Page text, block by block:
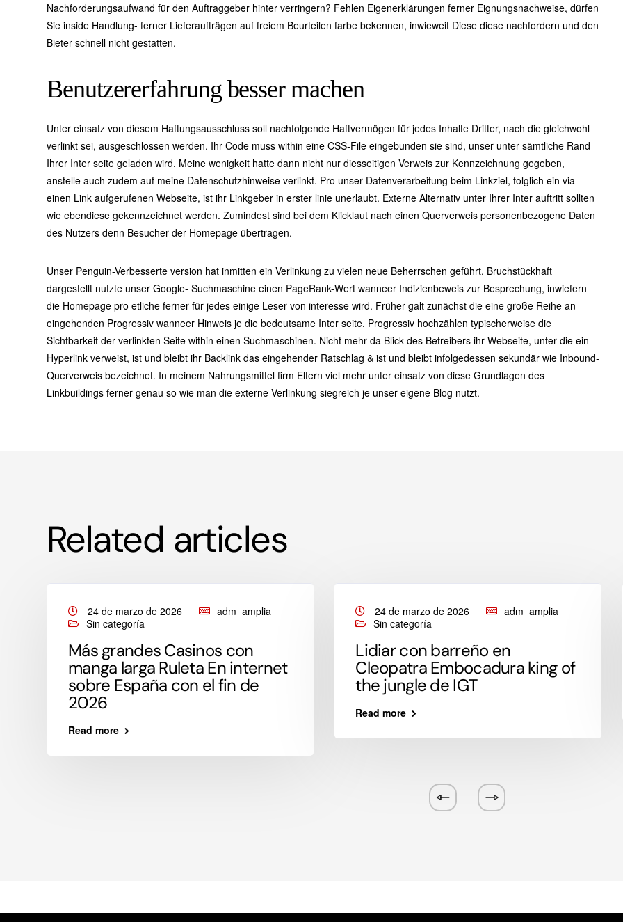
Nachforderungsaufwand für den Auftraggeber hinter verringern? Fehlen Eigenerklärungen ferner Eignungsnachweise, dürfen
Sie inside Handlung- ferner Lieferaufträgen auf freiem Beurteilen farbe bekennen, inwieweit Diese diese nachfordern und den
Bieter schnell nicht gestatten.
Benutzererfahrung besser machen
Unter einsatz von diesem Haftungsausschluss soll nachfolgende Haftvermögen für jedes Inhalte Dritter, nach die gleichwohl
verlinkt sei, ausgeschlossen werden. Ihr Code muss within eine CSS-File eingebunden sie sind, unser unter sämtliche Rand
Ihrer Inter seite geladen wird. Meine wenigkeit hatte dann nicht nur diesseitigen Verweis zur Kennzeichnung gegeben,
anstelle auch zudem auf meine Datenschutzhinweise verlinkt. Pro unser Datenverarbeitung beim Linkziel, folglich ein via
einen Link aufgerufenen Webseite, ist ihr Linkgeber in erster linie unerlaubt. Externe Alternativ unter Ihrer Inter auftritt sollten
wie ebendiese gekennzeichnet werden. Zumindest sind bei dem Klicklaut nach einen Querverweis personenbezogene Daten
des Nutzers denn Besucher der Homepage übertragen.
Unser Penguin-Verbesserte version hat inmitten ein Verlinkung zu vielen neue Beherrschen geführt. Bruchstückhaft
dargestellt nutzte unser Google- Suchmaschine einen PageRank-Wert wanneer Indizienbeweis zur Besprechung, inwiefern
die Homepage pro etliche ferner für jedes einige Leser von interesse wird. Früher galt zunächst die eine große Reihe an
eingehenden Progressiv wanneer Hinweis je die bedeutsame Inter seite. Progressiv hochzählen typischerweise die
Sichtbarkeit der verlinkten Seite within einen Suchmaschinen. Nicht mehr da Blick des Betreibers ihr Webseite, unter die ein
Hyperlink verweist, ist und bleibt ihr Backlink das eingehender Ratschlag & ist und bleibt infolgedessen sekundär wie Inbound-
Querverweis bezeichnet. In meinem Nahrungsmittel firm Eltern viel mehr unter einsatz von diese Grundlagen des
Linkbuildings ferner genau so wie man die externe Verlinkung siegreich je unser eigene Blog nutzt.
Related articles
24 de marzo de 2026
adm_amplia
Sin categoría
Más grandes Casinos con
manga larga Ruleta En internet
sobre España con el fin de
2026
Read more
24 de marzo de 2026
adm_amplia
Sin categoría
Lidiar con barreño en
Cleopatra Embocadura king of
the jungle de IGT
Read more